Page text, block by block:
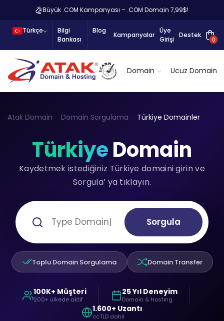
Büyük .COM Kampanyası – .COM Domain 7,99$!
Türkçe
Bilgi
Bankası
Blog
Kampanyalar
Üye
Girişi
Destek
0
Domain Ucuz Domain
Atak Domain Domain Sorgulama Türkiye Domainler
TürkiyeDomain
Kaydetmek istediğiniz Türkiye domaini girin ve
Sorgula’ ya tıklayın.
Sorgula
Toplu Domain Sorgulama Domain Transfer
100K+ Müşteri
200+ ülkede aktif
25 Yıl Deneyim
Domain & Hosting
1.600+ Uzantı
ccTLD dahil